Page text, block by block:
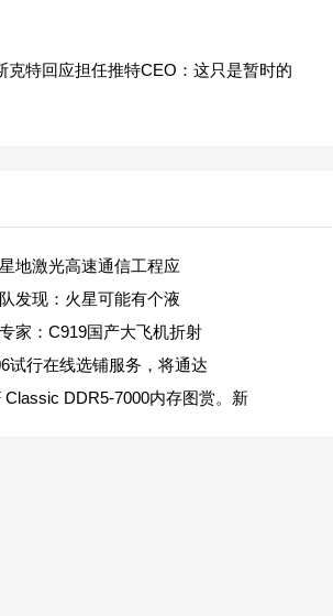
克特回应担任推特CEO：这只是暂时的
地激光高速通信工程应
发现：火星可能有个液
家：C919国产大飞机折射
试行在线选铺服务，将通达
Classic DDR5-7000内存图赏。新